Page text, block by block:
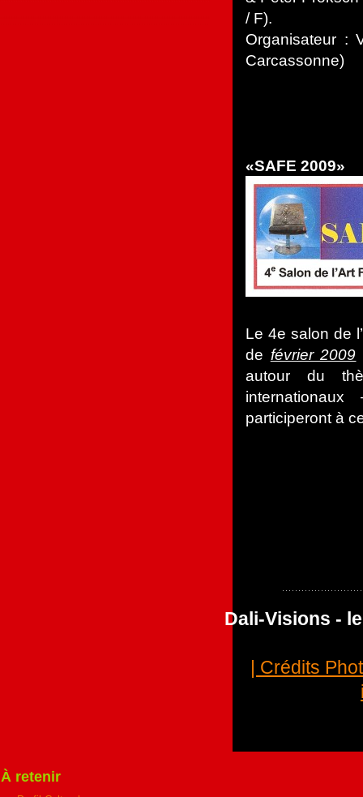
/ F).
Organisateur :
Carcassonne)
«SAFE 2009»
Le 4e salon de
de février 2009
autour du
participeront à
Dali-Visions -
| Crédits
À retenir